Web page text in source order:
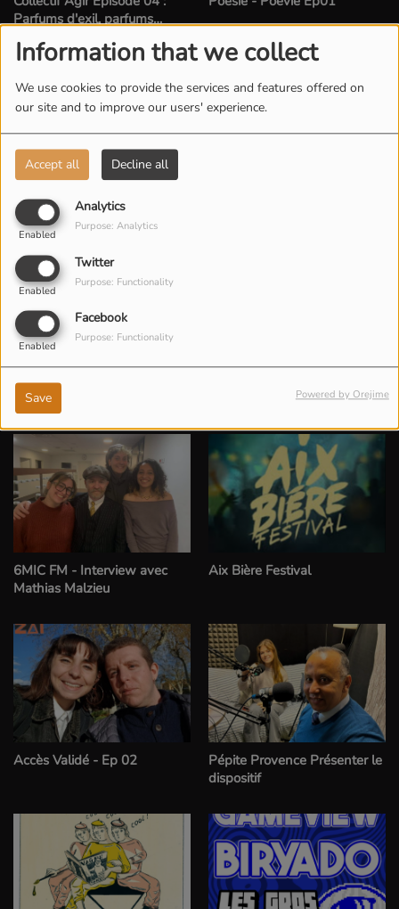
Information that we collect
We use cookies to provide the services and features offered on
our site and to improve our users' experience.
Accept all Decline all
Analytics
Enabled
Purpose: Analytics
Twitter
Enabled
Purpose: Functionality
Facebook
Enabled
Purpose: Functionality
Save Powered by Orejime
Parfums d'exil, parfums
Delà des Murs l'Espoir
Accès Validé - Ep 03
Compagnons d’exil, de l’exil à
6MIC FM - Interview avec
Mathias Malzieu
Aix Bière Festival
Accès Validé - Ep 02
Pépite Provence Présenter le
dispositif